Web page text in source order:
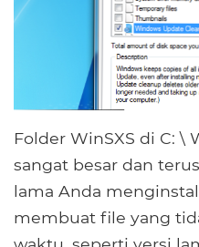
Folder WinSXS di C: \
sangat besar dan
lama Anda
membuat file yang